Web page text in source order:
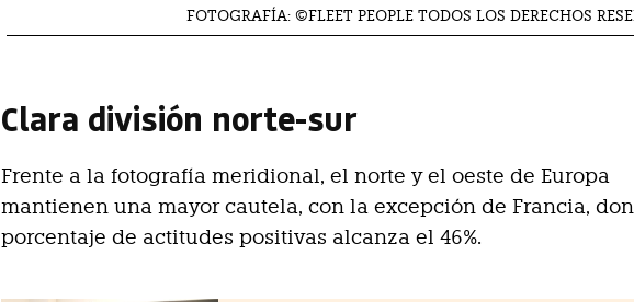
FOTOGRAFÍA: ©FLEET PEOPLE TODOS LOS DERECHOS
Clara división norte-sur
Frente a la fotografía meridional, el norte y el oeste de Europa
mantienen una mayor cautela, con la excepción de Francia,
porcentaje de actitudes positivas alcanza el 46%.